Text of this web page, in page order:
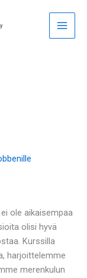
ole aikaisempaa
olisi hyvä
Kurssilla
harjoittelemme
merenkulun